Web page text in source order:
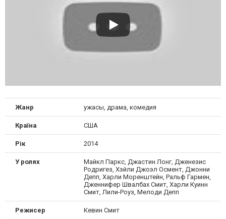
Жанр ужасы, драма, комедия
Країна США
Рік 2014
У ролях
Майкл Паркс, Джастин Лонг, Дженезис
Родригез, Хэйли Джоэл Осмент, Джонни
Депп, Харли Моренштейн, Ральф Гармен,
Дженнифер Швалбах Смит, Харли Куинн
Смит, Лили-Роуз, Мелоди Депп
Режисер Кевин Смит